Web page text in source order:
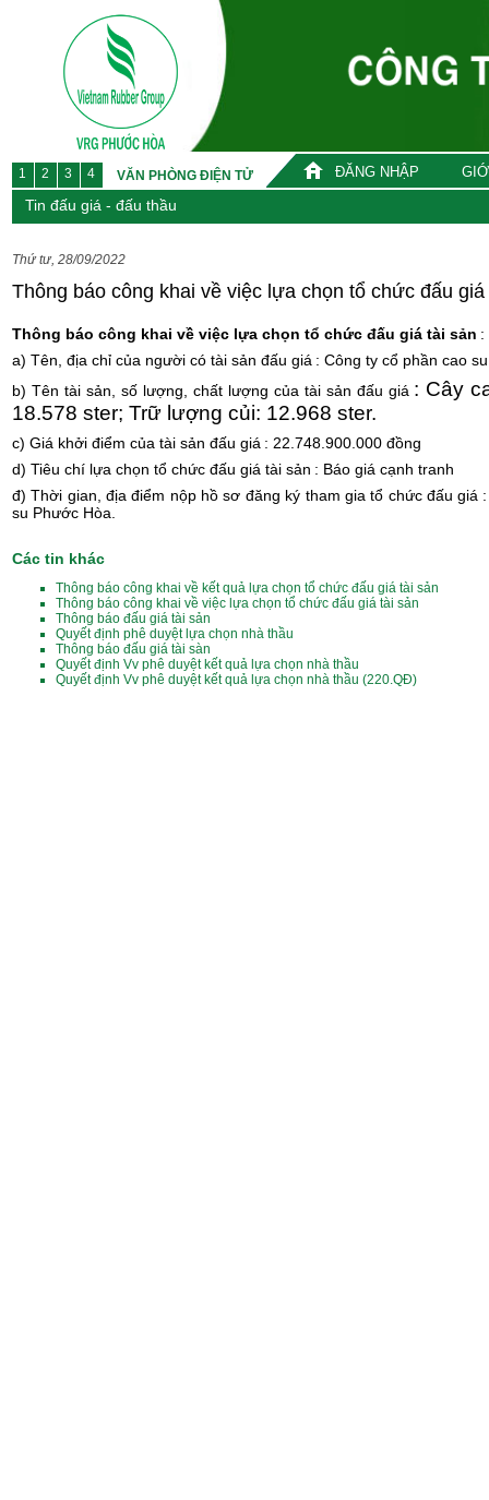
1 2 3 4 VĂN PHÒNG ĐIỆN TỬ ĐĂNG NHẬP
Tin đấu giá - đấu thầu
Thứ tư, 28/09/2022
Thông báo công khai về việc lựa chọn tổ chức đấu giá
Thông báo công khai về việc lựa chọn tổ chức đấu giá tài sản :
a) Tên, địa chỉ của người có tài sản đấu giá : Công ty cổ phần cao
b) Tên tài sản, số lượng, chất lượng của tài sản đấu giá : Cây
18.578 ster; Trữ lượng củi: 12.968 ster.
c) Giá khởi điểm của tài sản đấu giá : 22.748.900.000 đồng
d) Tiêu chí lựa chọn tổ chức đấu giá tài sản : Báo giá cạnh tranh
đ) Thời gian, địa điểm nộp hồ sơ đăng ký tham gia tổ chức đấu giá
su Phước Hòa.
Các tin khác
Thông báo công khai về kết quả lựa chọn tổ chức đấu giá tài sản
Thông báo công khai về việc lựa chọn tổ chức đấu giá tài sản
Thông báo đấu giá tài sản
Quyết định phê duyệt lựa chọn nhà thầu
Thông báo đấu giá tài sàn
Quyết định Vv phê duyệt kết quả lựa chọn nhà thầu
Quyết định Vv phê duyệt kết quả lựa chọn nhà thầu (220.QĐ)